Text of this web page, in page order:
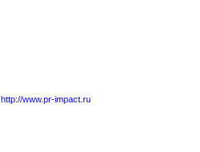
http://www.pr-impact.ru